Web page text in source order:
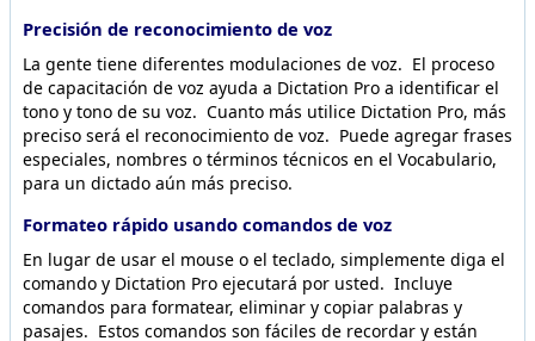
Precisión de reconocimiento de voz
La gente tiene diferentes modulaciones de voz. El proceso
de capacitación de voz ayuda a Dictation Pro a identificar el
tono y tono de su voz. Cuanto más utilice Dictation Pro, más
preciso será el reconocimiento de voz. Puede agregar frases
especiales, nombres o términos técnicos en el Vocabulario,
para un dictado aún más preciso.
Formateo rápido usando comandos de voz
En lugar de usar el mouse o el teclado, simplemente diga el
comando y Dictation Pro ejecutará por usted. Incluye
comandos para formatear, eliminar y copiar palabras y
pasajes. Estos comandos son fáciles de recordar y están